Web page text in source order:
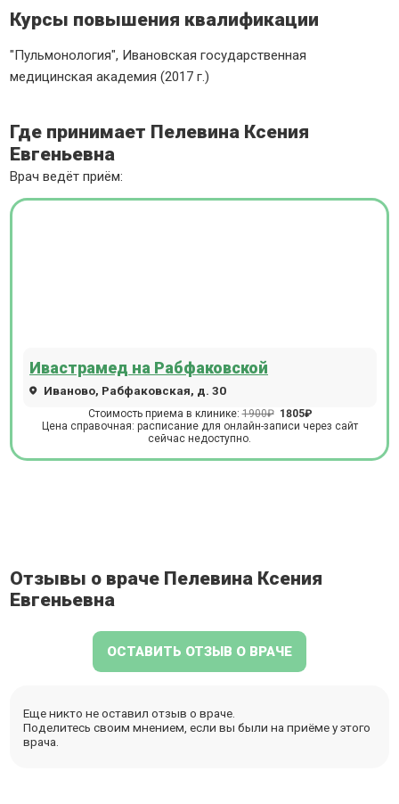
Курсы повышения квалификации
"Пульмонология", Ивановская государственная
медицинская академия (2017 г.)
Где принимает Пелевина Ксения
Евгеньевна
Врач ведёт приём:
Ивастрамед на Рабфаковской
Иваново, Рабфаковская, д. 30
Стоимость приема в клинике:1900₽ 1805₽
Цена справочная: расписание для онлайн-записи через сайт
сейчас недоступно.
Отзывы о враче Пелевина Ксения
Евгеньевна
ОСТАВИТЬ ОТЗЫВ О ВРАЧЕ
Еще никто не оставил отзыв о враче.
Поделитесь своим мнением, если вы были на приёме у этого
врача.